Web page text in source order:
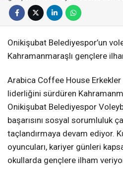
SERVISLER
KAHRAMANMARAŞ
Onikişubat Belediyespor’un
Kahramanmaraşlı gençlere
Arabica Coffee House Erkekler
liderliğini sürdüren
Onikişubat Belediyespor
başarısını sosyal sorumluluk
taçlandırmaya devam ediyor.
oyuncuları, kariyer günleri
okullarda gençlere ilham